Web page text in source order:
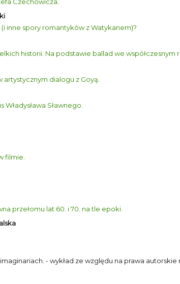
inne spory romantyków z Watykanem)?
historii. Na podstawie ballad we współczesnym
dialogu z Goyą
Sławnego.
filmie.
przełomu lat 60. i 70. na tle epoki.
- wykład ze względu na prawa autorskie